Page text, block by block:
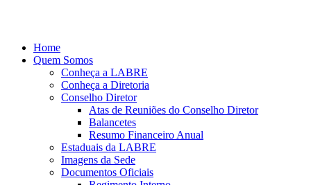
conteúdoHome
Quem Somos
Conheça a LABRE
Conheça a Diretoria
Conselho Diretor
Atas de Reuniões do Conselho Diretor
Balancetes
Resumo Financeiro Anual
Estaduais da LABRE
Imagens da Sede
Documentos Oficiais